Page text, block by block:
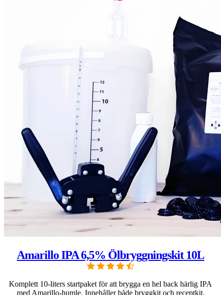
Amarillo IPA 6,5% Ölbryggningskit 10L
Komplett 10-liters startpaket för att brygga en hel back härlig IPA
med Amarillo-humle. Innehåller både bryggkit och receptkit.